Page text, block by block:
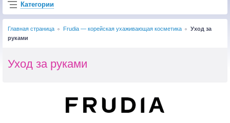
Категории
Главная страница Frudia — корейская ухаживающая косметика
Уход за
руками
Уход за руками